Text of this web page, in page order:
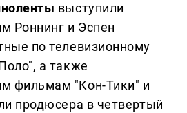
выступили
Роннинг и Эспен
по телевизионному
а также
фильмам "Кон-Тики" и
продюсера в четвертый